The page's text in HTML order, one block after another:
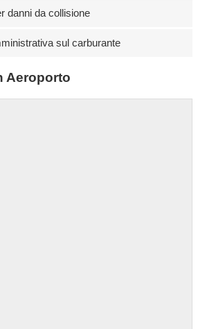
danni da collisione
sul carburante
Aeroporto